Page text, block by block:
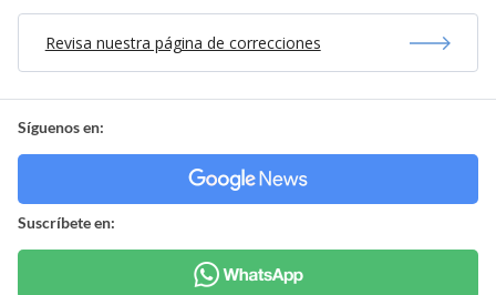
Revisa nuestra página de correcciones
Síguenos en:
Suscríbete en: